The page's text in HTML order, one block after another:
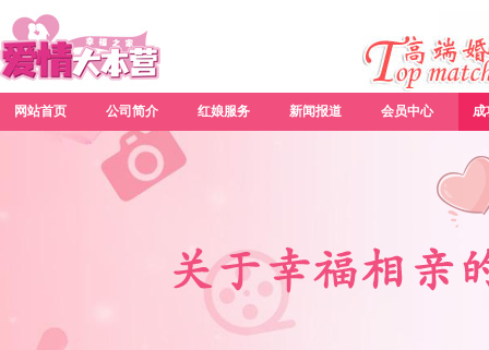
网站首页 公司简介 红娘服务 新闻报道 会员中心 成